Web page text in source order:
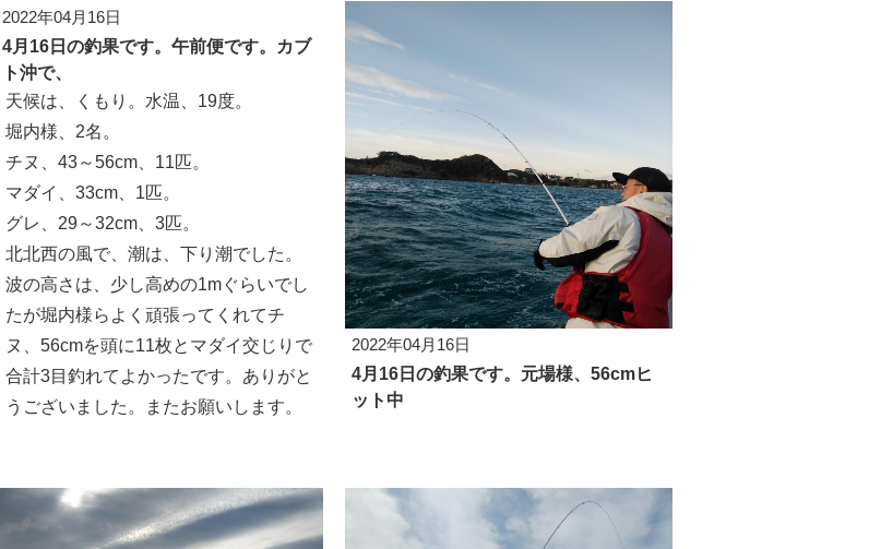
2022年04月16日
4月16日の釣果です。午前便です。カブ
ト沖で、
天候は、くもり。水温、19度。
堀内様、2名。
チヌ、43～56cm、11匹。
マダイ、33cm、1匹。
グレ、29～32cm、3匹。
北北西の風で、潮は、下り潮でした。
波の高さは、少し高めの1mぐらいでし
たが堀内様らよく頑張ってくれてチ
ヌ、56cmを頭に11枚とマダイ交じりで
合計3目釣れてよかったです。ありがと
うございました。またお願いします。
2022年04月16日
4月16日の釣果です。元場様、56cmヒ
ット中